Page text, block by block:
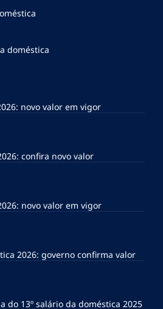
doméstica
novo valor em vigor
confira novo valor
novo valor em vigor
2026: governo confirma valor
do 13º salário da doméstica 2025